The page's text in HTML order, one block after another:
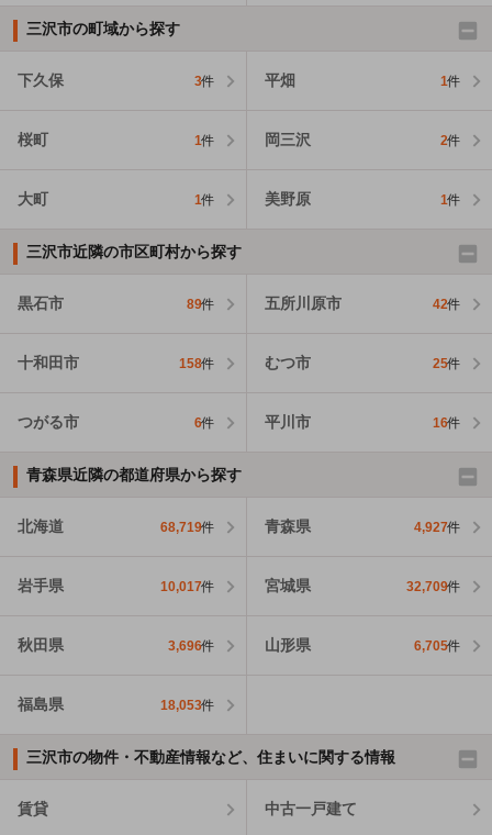
三沢市の町域から探す
下久保 3件 平畑 1件
桜町 1件 岡三沢 2件
大町 1件 美野原 1件
三沢市近隣の市区町村から探す
黒石市 89件 五所川原市 42件
十和田市 158件 むつ市 25件
つがる市 6件 平川市 16件
青森県近隣の都道府県から探す
北海道 68,719件 青森県 4,927件
岩手県 10,017件 宮城県 32,709件
秋田県 3,696件 山形県 6,705件
福島県 18,053件
三沢市の物件・不動産情報など、住まいに関する情報
賃貸 中古一戸建て